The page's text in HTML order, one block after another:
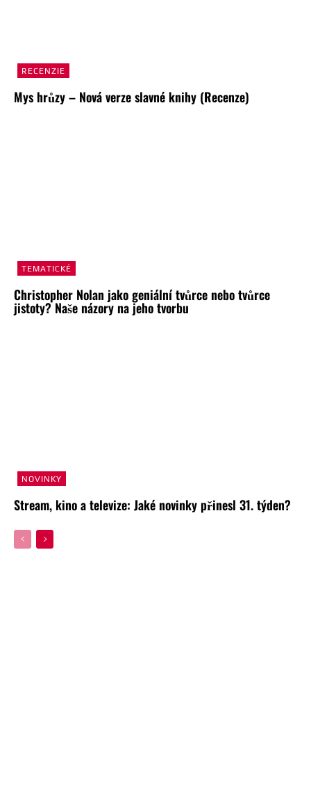
RECENZIE
Mys hrůzy – Nová verze slavné knihy (Recenze)
TEMATICKÉ
Christopher Nolan jako geniální tvůrce nebo tvůrce
jistoty? Naše názory na jeho tvorbu
NOVINKY
Stream, kino a televize: Jaké novinky přinesl 31. týden?